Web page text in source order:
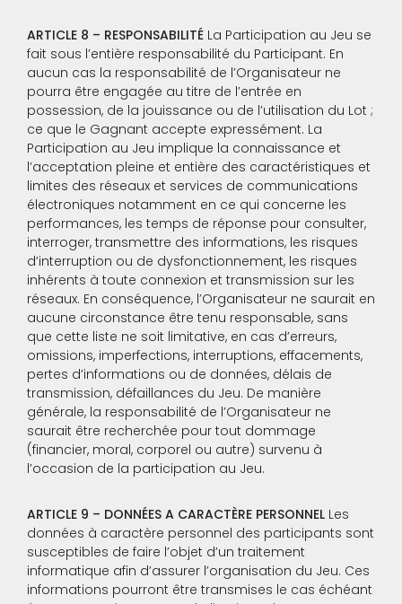
ARTICLE 8 – RESPONSABILITÉ La Participation au Jeu se
fait sous l’entière responsabilité du Participant. En
aucun cas la responsabilité de l’Organisateur ne
pourra être engagée au titre de l’entrée en
possession, de la jouissance ou de l’utilisation du Lot ;
ce que le Gagnant accepte expressément. La
Participation au Jeu implique la connaissance et
l’acceptation pleine et entière des caractéristiques et
limites des réseaux et services de communications
électroniques notamment en ce qui concerne les
performances, les temps de réponse pour consulter,
interroger, transmettre des informations, les risques
d’interruption ou de dysfonctionnement, les risques
inhérents à toute connexion et transmission sur les
réseaux. En conséquence, l’Organisateur ne saurait en
aucune circonstance être tenu responsable, sans
que cette liste ne soit limitative, en cas d’erreurs,
omissions, imperfections, interruptions, effacements,
pertes d’informations ou de données, délais de
transmission, défaillances du Jeu. De manière
générale, la responsabilité de l’Organisateur ne
saurait être recherchée pour tout dommage
(financier, moral, corporel ou autre) survenu à
l’occasion de la participation au Jeu.
ARTICLE 9 – DONNÉES A CARACTÈRE PERSONNEL Les
données à caractère personnel des participants sont
susceptibles de faire l’objet d’un traitement
informatique afin d’assurer l’organisation du Jeu. Ces
informations pourront être transmises le cas échéant